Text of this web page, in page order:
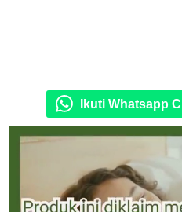
Ikuti Whatsapp